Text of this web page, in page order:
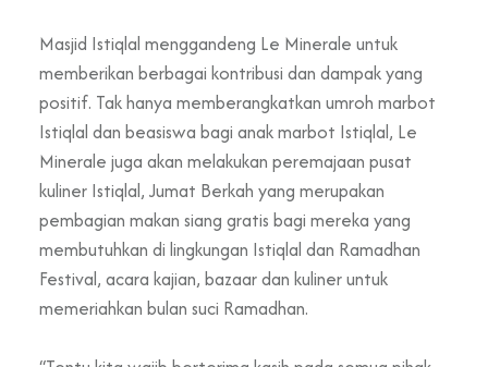
Masjid Istiqlal menggandeng Le Minerale untuk
memberikan berbagai kontribusi dan dampak yang
positif. Tak hanya memberangkatkan umroh marbot
Istiqlal dan beasiswa bagi anak marbot Istiqlal, Le
Minerale juga akan melakukan peremajaan pusat
kuliner Istiqlal, Jumat Berkah yang merupakan
pembagian makan siang gratis bagi mereka yang
membutuhkan di lingkungan Istiqlal dan Ramadhan
Festival, acara kajian, bazaar dan kuliner untuk
memeriahkan bulan suci Ramadhan.